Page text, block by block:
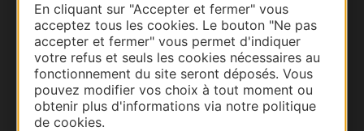
En cliquant sur "Accepter et fermer" vous
acceptez tous les cookies. Le bouton "Ne pas
accepter et fermer" vous permet d'indiquer
votre refus et seuls les cookies nécessaires au
fonctionnement du site seront déposés. Vous
pouvez modifier vos choix à tout moment ou
obtenir plus d'informations via notre politique
de cookies.